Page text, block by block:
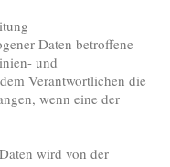
Daten betroffene
und
Verantwortlichen die
wenn eine der
wird von der